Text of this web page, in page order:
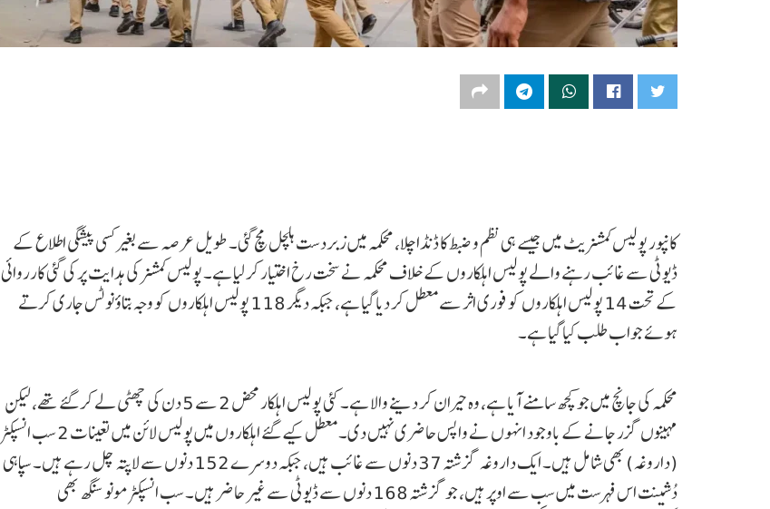
کانپور پولیس کمشنریٹ میں جیسے ہی نظم و ضبط کا ڈنڈا چلا، محکمہ میں زبردست ہلچل مچ گئی۔ طویل عرصہ سے بغیر کسی پیشگی اطلاع کے
ڈیوٹی سے غائب رہنے والے پولیس اہلکاروں کے خلاف محکمہ نے سخت رخ اختیار کر لیا ہے۔ پولیس کمشنر کی ہدایت پر کی گئی کارروائی
کے تحت 14 پولیس اہلکاروں کو فوری اثر سے معطل کر دیا گیا ہے، جبکہ دیگر 118 پولیس اہلکاروں کو وجہ بتاؤ نوٹس جاری کرتے
ہوئے جواب طلب کیا گیا ہے۔
محکمہ کی جانچ میں جو کچھ سامنے آیا ہے، وہ حیران کر دینے والا ہے۔ کئی پولیس اہلکار محض 2 سے 5 دن کی چھٹی لے کر گئے تھے، لیکن
مہینوں گزر جانے کے باوجود انہوں نے واپس حاضری نہیں دی۔ معطل کیے گئے اہلکاروں میں پولیس لائن میں تعینات 2 سب انسپکٹر
(داروغہ) بھی شامل ہیں۔ ایک داروغہ گزشتہ 37 دنوں سے غائب ہیں، جبکہ دوسرے 152 دنوں سے لاپتہ چل رہے ہیں۔ سپاہی
دُشینت اس فہرست میں سب سے اوپر ہیں، جو گزشتہ 168 دنوں سے ڈیوٹی سے غیر حاضر ہیں۔ سب انسپکٹر مونو سنگھ بھی